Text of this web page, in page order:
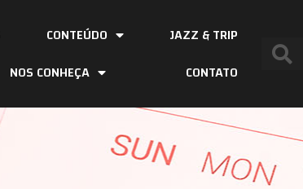
CONTEÚDO
JAZZ & TRIP
NOS CONHEÇA CONTATO